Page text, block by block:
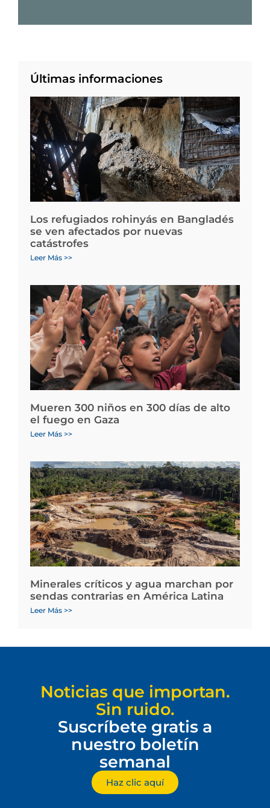
Últimas informaciones
Los refugiados rohinyás en Bangladés
se ven afectados por nuevas
catástrofes
Leer Más >>
Mueren 300 niños en 300 días de alto
el fuego en Gaza
Leer Más >>
Minerales críticos y agua marchan por
sendas contrarias en América Latina
Leer Más >>
Noticias que importan.
Sin ruido.
Suscríbete gratis a
nuestro boletín
semanal
Haz clic aquí